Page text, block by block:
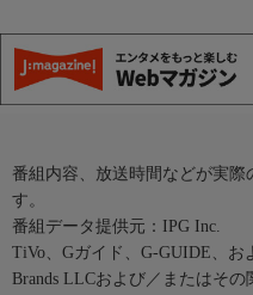
番組内容、放送時間などが実際
す。
番組データ提供元：IPG Inc.
TiVo、Gガイド、G-GUIDE、
Brands LLCおよび／またはそ